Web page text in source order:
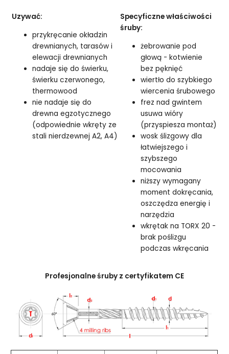
Uzywać:
przykręcanie okładzin
drewnianych, tarasów i
elewacji drewnianych
nadaje się do świerku,
świerku czerwonego,
thermowood
nie nadaje się do
drewna egzotycznego
(odpowiednie wkręty ze
stali nierdzewnej A2, A4)
Specyficzne właściwości
śruby:
żebrowanie pod
głową - kotwienie
bez pęknięć
wiertło do szybkiego
wiercenia śrubowego
frez nad gwintem
usuwa wióry
(przyspiesza montaż)
wosk ślizgowy dla
łatwiejszego i
szybszego
mocowania
niższy wymagany
moment dokręcania,
oszczędza energię i
narzędzia
wkrętak na TORX 20 -
brak poślizgu
podczas wkręcania
Profesjonalne śruby z certyfikatem CE